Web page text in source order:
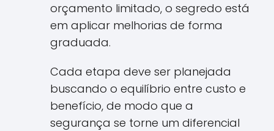
orçamento limitado, o segredo está
em aplicar melhorias de forma
graduada.
Cada etapa deve ser planejada
buscando o equilíbrio entre custo e
benefício, de modo que a
segurança se torne um diferencial